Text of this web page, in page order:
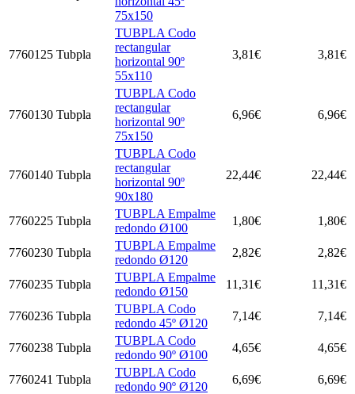
75x150
7760125 Tubpla
TUBPLA Codo
rectangular
horizontal 90º
55x110
3,81€ 3,81€
7760130 Tubpla
TUBPLA Codo
rectangular
horizontal 90º
75x150
6,96€ 6,96€
7760140 Tubpla
TUBPLA Codo
rectangular
horizontal 90º
90x180
22,44€ 22,44€
7760225 Tubpla
TUBPLA Empalme
redondo Ø100
1,80€ 1,80€
7760230 Tubpla
TUBPLA Empalme
redondo Ø120
2,82€ 2,82€
7760235 Tubpla
TUBPLA Empalme
redondo Ø150
11,31€ 11,31€
7760236 Tubpla
TUBPLA Codo
redondo 45º Ø120
7,14€ 7,14€
7760238 Tubpla
TUBPLA Codo
redondo 90º Ø100
4,65€ 4,65€
7760241 Tubpla
TUBPLA Codo
redondo 90º Ø120
6,69€ 6,69€